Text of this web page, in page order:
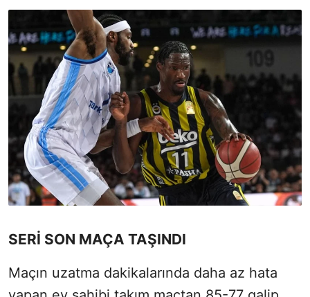
SERİ SON MAÇA TAŞINDI
Maçın uzatma dakikalarında daha az hata